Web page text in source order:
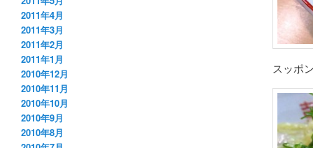
スッポ
2011年4月
2011年3月
2011年2月
2011年1月
2010年12月
2010年11月
2010年10月
2010年9月
2010年8月